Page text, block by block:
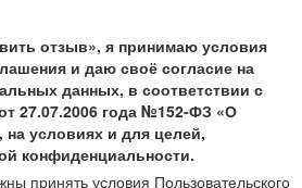
отзыв», я принимаю условия
и даю своё согласие на
данных, в соответствии с
27.07.2006 года №152-ФЗ «О
условиях и для целей,
конфиденциальности.
принять условия Пользовательского